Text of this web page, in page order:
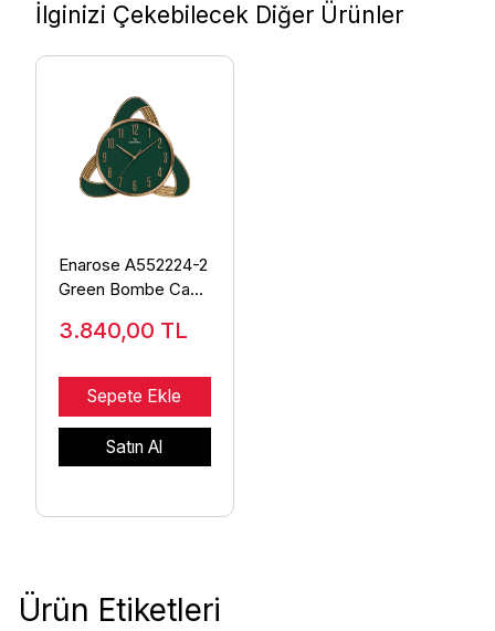
İlginizi Çekebilecek Diğer Ürünler
Enarose A552224-2
Green Bombe Camlı
3.840,00 TL
Sepete Ekle
Satın Al
Ürün Etiketleri